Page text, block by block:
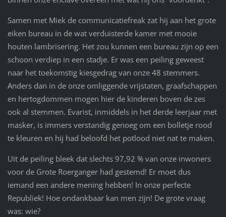
Samen met Miek de communicatiefreak zat hij aan het grote
eiken bureau in de wat verduisterde kamer met mooie
houten lambrisering. Het zou kunnen een bureau zijn op een
schoon verdiep in een stadje. Er was een peiling geweest
naar het toekomstig kiesgedrag van onze 48 stemmers.
Anders dan in de onze omliggende vrijstaten, graafschappen
en hertogdommen mogen hier de kinderen boven de zes
ook al stemmen. Evarist, inmiddels in het derde leerjaar met
masker, is immers verstandig genoeg om een bolletje rood
te kleuren en hij had beloofd het potlood niet nat te maken.
Uit de peiling bleek dat slechts 97,92 % van onze inwoners
voor de Grote Roerganger had gestemd! Er moet dus
iemand een andere mening hebben! In onze perfecte
Republiek! Hoe ondankbaar kan men zijn! De grote vraag
was: wie?